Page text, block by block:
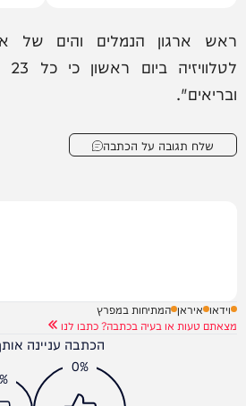
ראש ארגון הנמלים והים של
ובריאים".
שלח תגובה על הכתבה
וידאו איראן המתיחות במפרץ
מצאתם טעות או בעיה בכתבה? כתבו לנו
הכתבה עניינה
0%